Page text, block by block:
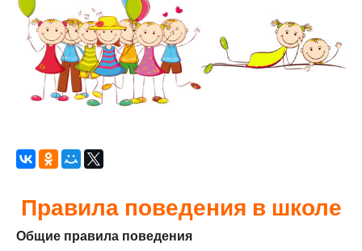
Правила поведения в школе
Общие правила поведения